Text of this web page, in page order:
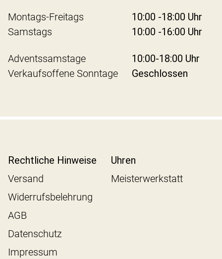
Montags-Freitags
10:00 -18:00 Uhr
Samstags
10:00 -16:00 Uhr
Adventssamstage
10:00-18:00 Uhr
Verkaufsoffene Sonntage
Geschlossen
Rechtliche Hinweise
Versand
Widerrufsbelehrung
AGB
Datenschutz
Impressum
Uhren
Meisterwerkstatt